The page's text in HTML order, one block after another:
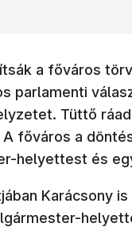
a főváros
parlamenti
Tüttő
főváros a
helyettest és
Karácsony